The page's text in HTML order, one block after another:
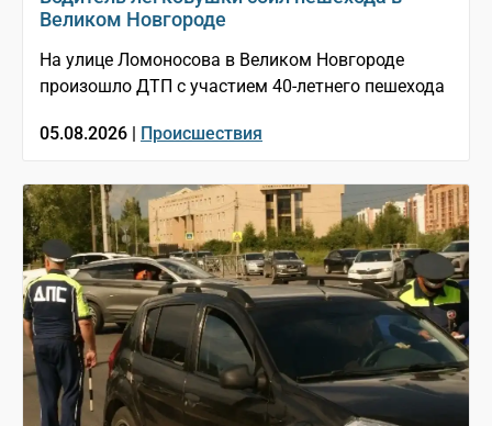
Великом Новгороде
На улице Ломоносова в Великом Новгороде
произошло ДТП с участием 40-летнего пешехода
05.08.2026 | Происшествия